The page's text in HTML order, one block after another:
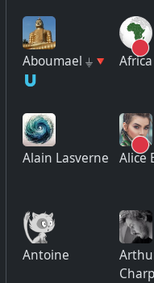
Aboumael ⏚🔻
🇺
Alain Lasverne Alice
Antoine